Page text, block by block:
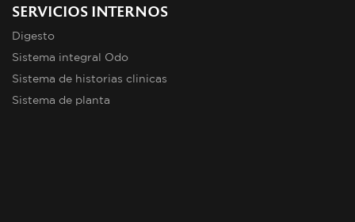
SERVICIOS INTERNOS
Digesto
Sistema integral Odo
Sistema de historias clinicas
Sistema de planta